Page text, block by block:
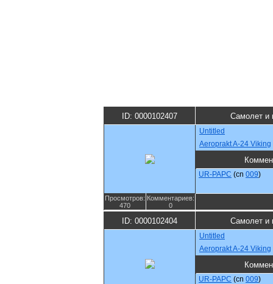
ID: 0000102407 Самолет и
Untitled
Aeroprakt A-24 Viking
UR-PAPC (cn 009)
Просмотров:
470
Комментариев:
0
ID: 0000102404 Самолет и
Untitled
Aeroprakt A-24 Viking
UR-PAPC (cn 009)